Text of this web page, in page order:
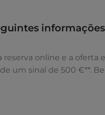
reserva online e a
um sinal de 500 €**.